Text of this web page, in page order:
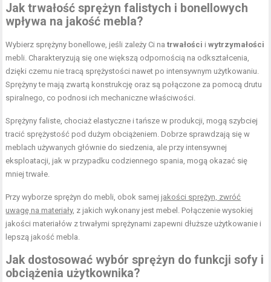
Jak trwałość sprężyn falistych i bonellowych
wpływa na jakość mebla?
Wybierz sprężyny bonellowe, jeśli zależy Ci natrwałości iwytrzymałości
mebli. Charakteryzują się one większą odpornością na odkształcenia,
dzięki czemu nie tracą sprężystości nawet po intensywnym użytkowaniu.
Sprężyny te mają zwartą konstrukcję oraz są połączone za pomocą drutu
spiralnego, co podnosi ich mechaniczne właściwości.
Sprężyny faliste, chociaż elastyczne i tańsze w produkcji, mogą szybciej
tracić sprężystość pod dużym obciążeniem. Dobrze sprawdzają się w
meblach używanych głównie do siedzenia, ale przy intensywnej
eksploatacji, jak w przypadku codziennego spania, mogą okazać się
mniej trwałe.
Przy wyborze sprężyn do mebli, obok samej jakości sprężyn, zwróć
uwagę na materiały, z jakich wykonany jest mebel. Połączenie wysokiej
jakości materiałów z trwałymi sprężynami zapewni dłuższe użytkowanie i
lepszą jakość mebla.
Jak dostosować wybór sprężyn do funkcji sofy i
obciążenia użytkownika?